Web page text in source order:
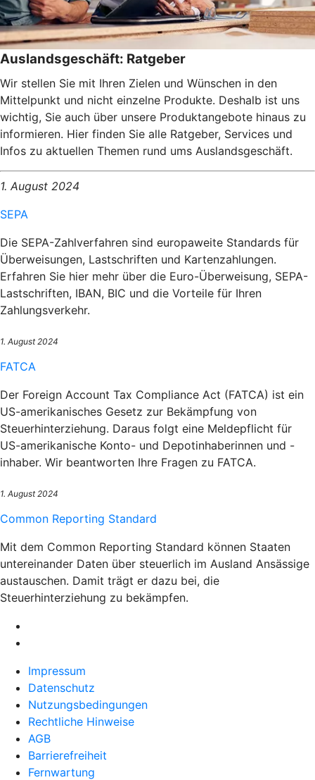
Auslandsgeschäft: Ratgeber
Wir stellen Sie mit Ihren Zielen und Wünschen in den
Mittelpunkt und nicht einzelne Produkte. Deshalb ist uns
wichtig, Sie auch über unsere Produktangebote hinaus zu
informieren. Hier finden Sie alle Ratgeber, Services und
Infos zu aktuellen Themen rund ums Auslandsgeschäft.
1. August 2024
SEPA
Die SEPA-Zahlverfahren sind europaweite Standards für
Überweisungen, Lastschriften und Kartenzahlungen.
Erfahren Sie hier mehr über die Euro-Überweisung, SEPA-
Lastschriften, IBAN, BIC und die Vorteile für Ihren
Zahlungsverkehr.
1. August 2024
FATCA
Der Foreign Account Tax Compliance Act (FATCA) ist ein
US-amerikanisches Gesetz zur Bekämpfung von
Steuerhinterziehung. Daraus folgt eine Meldepflicht für
US-amerikanische Konto- und Depotinhaberinnen und -
inhaber. Wir beantworten Ihre Fragen zu FATCA.
1. August 2024
Common Reporting Standard
Mit dem Common Reporting Standard können Staaten
untereinander Daten über steuerlich im Ausland Ansässige
austauschen. Damit trägt er dazu bei, die
Steuerhinterziehung zu bekämpfen.
Impressum
Datenschutz
Nutzungsbedingungen
Rechtliche Hinweise
AGB
Barrierefreiheit
Fernwartung